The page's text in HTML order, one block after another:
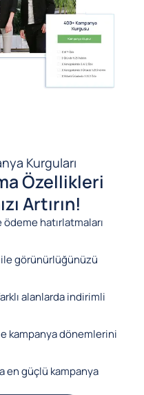
Kurguları
Özellikleri
Artırın!
hatırlatmaları
görünürlüğünüzü
alanlarda indirimli
kampanya dönemlerini
en güçlü kampanya